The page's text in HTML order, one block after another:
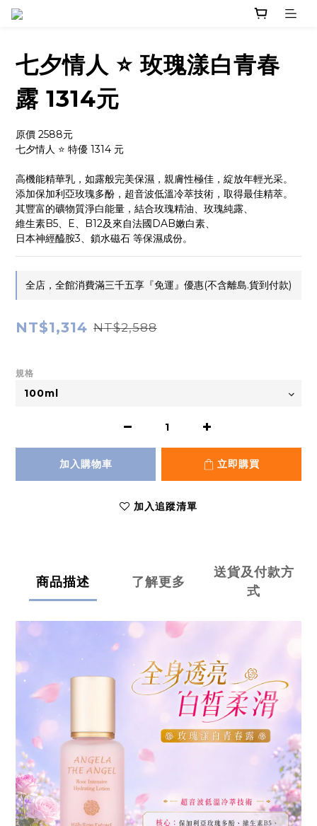
七夕情人 ⭐️ 玫瑰漾白青春
露 1314元
原價 2588元
七夕情人 ⭐️ 特優 1314 元
高機能精華乳，如露般完美保濕，親膚性極佳，綻放年輕光采。
添加保加利亞玫瑰多酚，超音波低溫冷萃技術，取得最佳精萃。
其豐富的礦物質淨白能量，結合玫瑰精油、玫瑰純露、
維生素B5、E、B12及來自法國DAB嫩白素、
日本神經醯胺3、鎖水磁石 等保濕成份。
全店，全館消費滿三千五享『免運』優惠(不含離島.貨到付款)
NT$1,314 NT$2,588
規格
加入購物車 立即購買
加入追蹤清單
商品描述 了解更多
送貨及付款方
式